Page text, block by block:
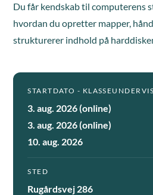
Du får kendskab til computerens
hvordan du opretter mapper,
strukturerer indhold på
STARTDATO -
3. aug. 2026 (online)
3. aug. 2026 (online)
10. aug. 2026
STED
Rugårdsvej 286